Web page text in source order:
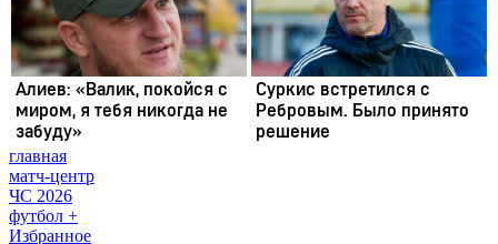
главная
матч-центр
ЧС 2026
футбол +
Избранное